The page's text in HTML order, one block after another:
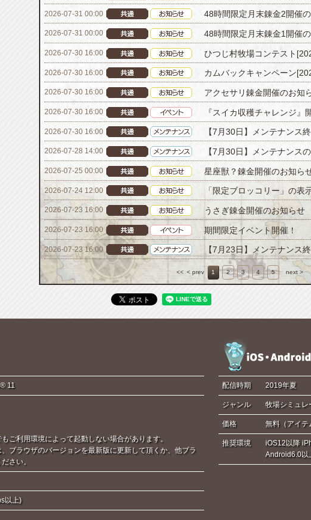
2026-07-31 00:00 48時間限定月末錬金2開催
2026-07-31 00:00 48時間限定月末錬金1開催
2026-07-30 16:00 ひつじ村牧場コンテスト
2026-07-30 16:00 カムバックキャンペーン
2026-07-30 16:00 アクセサリ錬金開催のお知
2026-07-30 16:00 『スイカ収穫チャレンジ』
2026-07-30 16:00 【7月30日】メンテナンス
2026-07-28 14:00 【7月30日】メンテナンス
2026-07-25 00:00 星座獣？錬金開催のお知ら
2026-07-24 12:00 「限定ブロッコリー」の表
2026-07-23 16:00 うさぎ錬金開催のお知らせ
2026-07-23 16:00 期間限定イベント開催！
2026-07-23 16:00 【7月23日】メンテナンス
<< < prev 1 2 3 4 5 next >
11
ご利用環境によって起動しない場合があります。
ブラウザのバージョンを最新版に更新して頂くか、他ブラ
さい。
以上)
配信時期 2019年夏
ジャンル 牧場シミュレ
価格 無料（アイテ
推奨環境
iOS12以降
Android6.0以